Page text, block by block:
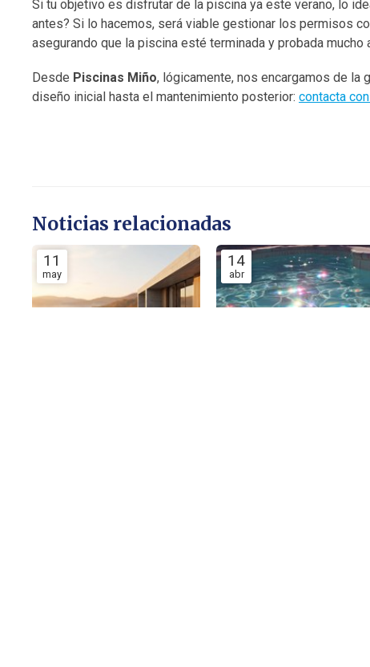
Si tu objetivo es disfrutar de la piscina ya este verano, lo
antes? Si lo hacemos, será viable gestionar los permisos
asegurando que la piscina esté terminada y probada
Desde Piscinas Miño, lógicamente, nos encargamos de la
diseño inicial hasta el mantenimiento posterior: contacta
Noticias relacionadas
11
may
14
abr